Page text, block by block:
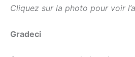
Cliquez sur la photo pour voir
Gradeci